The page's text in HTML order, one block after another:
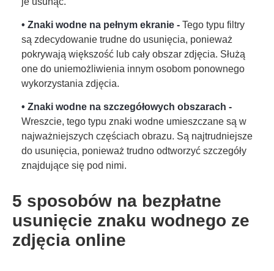
• Znaki wodne na pełnym ekranie - Tego typu filtry
są zdecydowanie trudne do usunięcia, ponieważ
pokrywają większość lub cały obszar zdjęcia. Służą
one do uniemożliwienia innym osobom ponownego
wykorzystania zdjęcia.
• Znaki wodne na szczegółowych obszarach -
Wreszcie, tego typu znaki wodne umieszczane są w
najważniejszych częściach obrazu. Są najtrudniejsze
do usunięcia, ponieważ trudno odtworzyć szczegóły
znajdujące się pod nimi.
5 sposobów na bezpłatne
usunięcie znaku wodnego ze
zdjęcia online